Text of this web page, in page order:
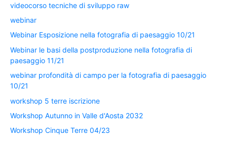
videocorso tecniche di sviluppo raw
webinar
Webinar Esposizione nella fotografia di paesaggio 10/21
Webinar le basi della postproduzione nella fotografia di
paesaggio 11/21
webinar profondità di campo per la fotografia di paesaggio
10/21
workshop 5 terre iscrizione
Workshop Autunno in Valle d'Aosta 2032
Workshop Cinque Terre 04/23